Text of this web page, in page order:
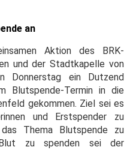
an
Aktion des BRK-
und der Stadtkapelle von
Donnerstag ein Dutzend
Blutspende-Termin in die
gekommen. Ziel sei es
und Erstspender zu
Thema Blutspende zu
Blut zu spenden sei der